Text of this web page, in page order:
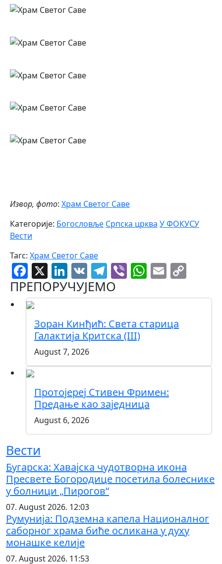
Извор, фото: Храм Светог Саве
Категорије: Богословље Српска црква У ФОКУСУ
Вести
Тагс: Храм Светог Саве
Facebook
X LinkedIn
VK Telegram
Viber Email
ПРЕПОРУЧУЈЕМО
Зоран Кинђић: Света старица
Галактија Критска (III)
August 7, 2026
Протојереј Стивен Фримен:
Предање као заједница
August 6, 2026
Вести
Бугарска: Хавајска чудотворна икона
Пресвете Богородице посетила болеснике
у болници „Пирогов“
07. August 2026. 12:03
Румунија: Подземна капела Националног
саборног храма биће осликана у духу
монашке келије
07. August 2026. 11:53